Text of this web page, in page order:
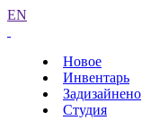
EN
Новое
Инвентарь
Задизайнено
Студия